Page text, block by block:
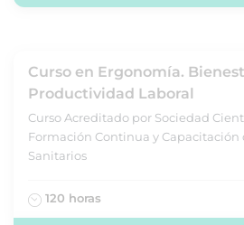
Curso en Ergonomía.
Productividad Laboral
Curso Acreditado por Sociedad
Formación Continua y Capacitación
Sanitarios
120 horas